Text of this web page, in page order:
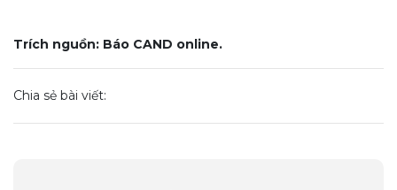
Trích nguồn: Báo CAND online.
Chia sẻ bài viết: